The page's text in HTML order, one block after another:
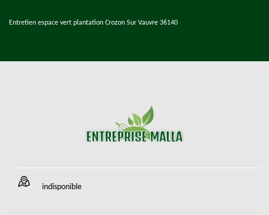
Entretien espace vert plantation Crozon Sur Vauvre 36140
indisponible